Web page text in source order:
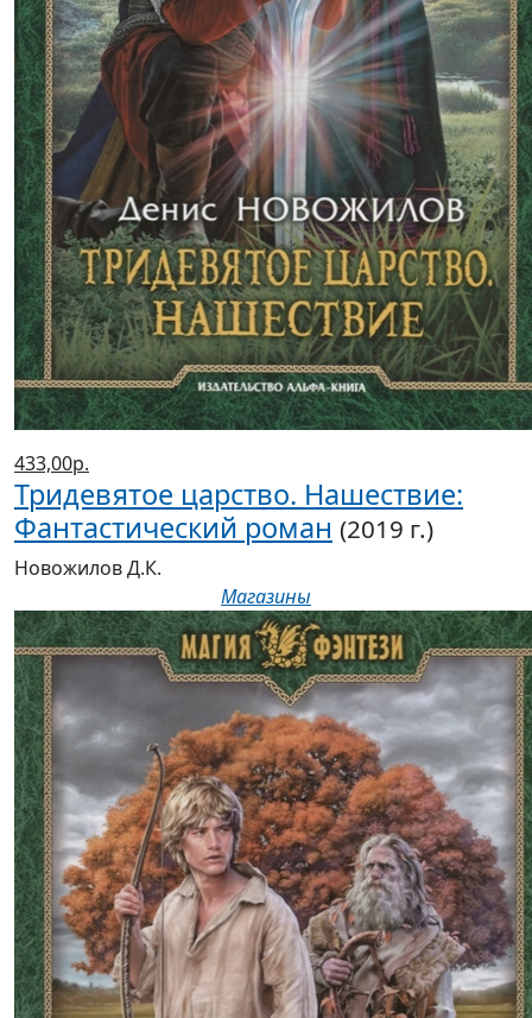
433,00р.
Тридевятое царство. Нашествие:
Фантастический роман (2019 г.)
Новожилов Д.К.
Магазины